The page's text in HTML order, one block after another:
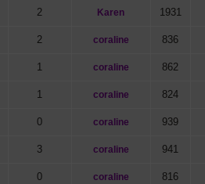
2 Karen 1931
2 coraline 836
1 coraline 862
1 coraline 824
0 coraline 939
3
coraline 941
0 coraline 816